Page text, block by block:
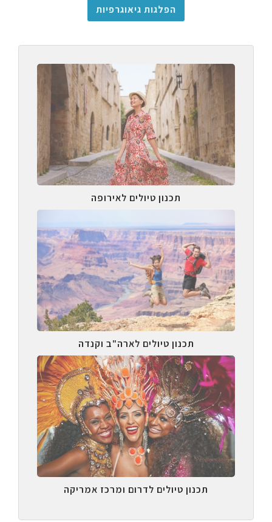
הפלגות גיאוגרפיות
תכנון טיולים לאירופה
תכנון טיולים לארה"ב וקנדה
תכנון טיולים לדרום ומרכז אמריקה